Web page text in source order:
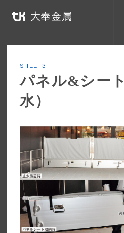
大奉金属
SHEET3
パネル&シー
水）